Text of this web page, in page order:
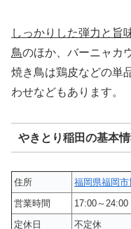
しっかりした弾力と旨
鳥のほか、バーニャカ
焼き鳥は鶏皮などの単
わせなどもあります。
やきとり稲田の基本
住所
福岡県福岡
営業時間
17:00～24:00
定休日
不定休